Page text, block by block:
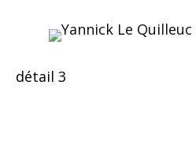
détail 3